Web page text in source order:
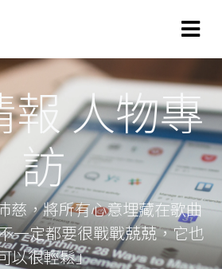
報 人物專
訪
慈，將所有心意埋藏在歌曲
一定都要很戰戰兢兢，它也
以很輕鬆」